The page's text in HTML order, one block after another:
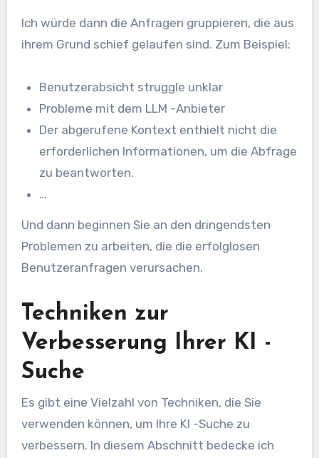
Ich würde dann die Anfragen gruppieren, die aus
ihrem Grund schief gelaufen sind. Zum Beispiel:
Benutzerabsicht struggle unklar
Probleme mit dem LLM -Anbieter
Der abgerufene Kontext enthielt nicht die
erforderlichen Informationen, um die Abfrage
zu beantworten.
…
Und dann beginnen Sie an den dringendsten
Problemen zu arbeiten, die die erfolglosen
Benutzeranfragen verursachen.
Techniken zur
Verbesserung Ihrer KI -
Suche
Es gibt eine Vielzahl von Techniken, die Sie
verwenden können, um Ihre KI -Suche zu
verbessern. In diesem Abschnitt bedecke ich